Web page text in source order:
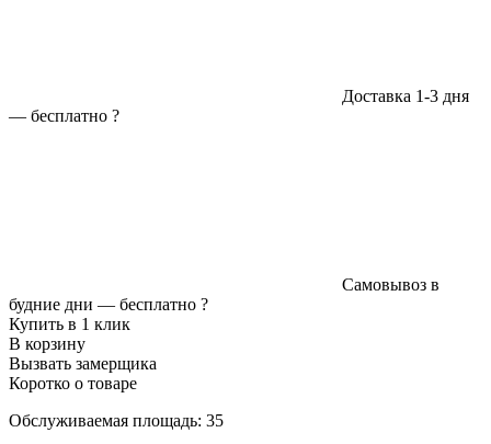
Доставка 1-3 дня
— бесплатно ?
Самовывоз в
будние дни — бесплатно ?
Купить в 1 клик
В корзину
Вызвать замерщика
Коротко о товаре
Обслуживаемая площадь: 35